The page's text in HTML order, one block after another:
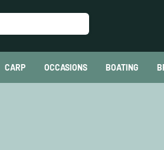
CARP OCCASIONS BOATING